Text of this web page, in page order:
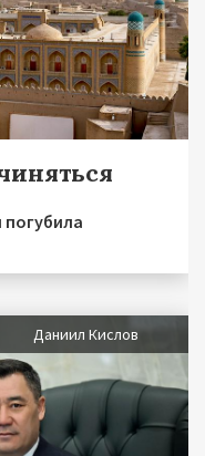
погубила
Даниил Кислов